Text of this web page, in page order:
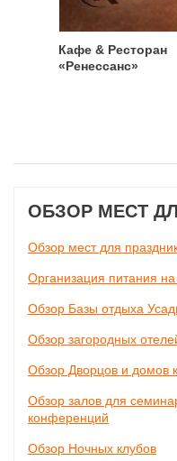
Кафе & Ресторан
«Ренессанс»
ОБЗОР МЕСТ
Обзор мест для
Организация питания
Обзор Базы отдыха
Обзор загородных
Обзор Дворцов и домов
Обзор залов для
конференций
Обзор Ночных клубов